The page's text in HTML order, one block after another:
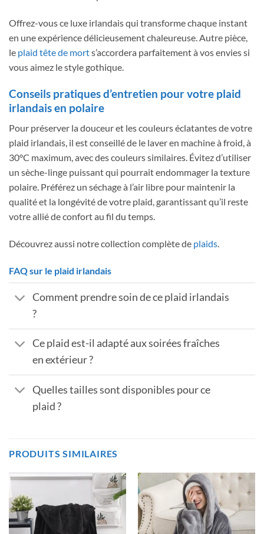
Offrez-vous ce luxe irlandais qui transforme chaque instant
en une expérience délicieusement chaleureuse. Autre pièce,
le plaid tête de morts’accordera parfaitement à vos envies si
vous aimez le style gothique.
Conseils pratiques d’entretien pour votre plaid
irlandais en polaire
Pour préserver la douceur et les couleurs éclatantes de votre
plaid irlandais, il est conseillé de le laver en machine à froid, à
30°C maximum, avec des couleurs similaires. Évitez d’utiliser
un sèche-linge puissant qui pourrait endommager la texture
polaire. Préférez un séchage à l’air libre pour maintenir la
qualité et la longévité de votre plaid, garantissant qu’il reste
votre allié de confort au fil du temps.
Découvrez aussi notre collection complète de plaids.
FAQ sur le plaid irlandais
Comment prendre soin de ce plaid irlandais
?
Ce plaid est-il adapté aux soirées fraîches
en extérieur ?
Quelles tailles sont disponibles pour ce
plaid ?
PRODUITS SIMILAIRES